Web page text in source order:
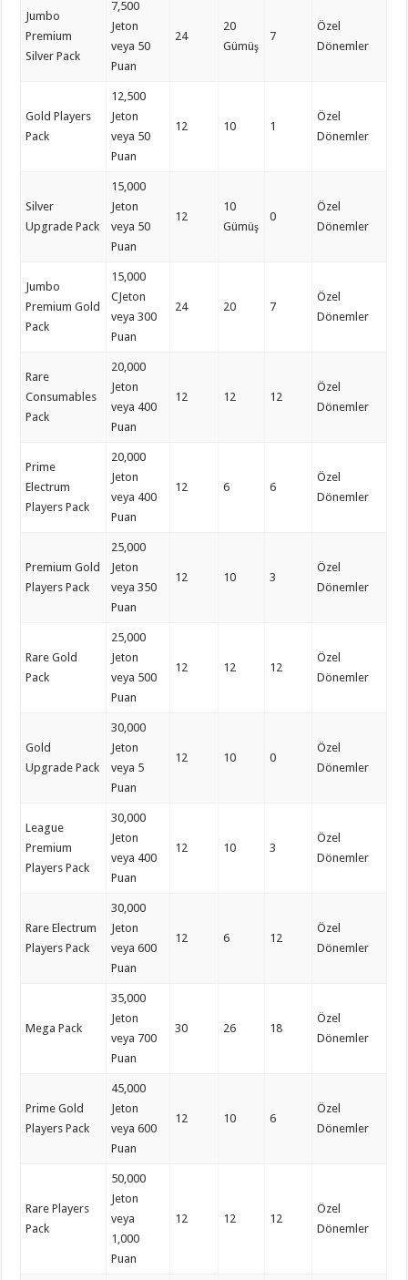
Jumbo
Premium
Silver Pack
7,500
Jeton
veya 50
Puan
24
20
Gümüş
7
Özel
Dönemler
Gold Players
Pack
12,500
Jeton
veya 50
Puan
12 10 1
Özel
Dönemler
Silver
Upgrade Pack
15,000
Jeton
veya 50
Puan
12
10
Gümüş
0
Özel
Dönemler
Jumbo
Premium Gold
Pack
15,000
CJeton
veya 300
Puan
24 20 7
Özel
Dönemler
Rare
Consumables
Pack
20,000
Jeton
veya 400
Puan
12 12 12
Özel
Dönemler
Prime
Electrum
Players Pack
20,000
Jeton
veya 400
Puan
12 6 6
Özel
Dönemler
Premium Gold
Players Pack
25,000
Jeton
veya 350
Puan
12 10 3
Özel
Dönemler
Rare Gold
Pack
25,000
Jeton
veya 500
Puan
12 12 12
Özel
Dönemler
Gold
Upgrade Pack
30,000
Jeton
veya 5
Puan
12 10 0
Özel
Dönemler
League
Premium
Players Pack
30,000
Jeton
veya 400
Puan
12 10 3
Özel
Dönemler
Rare Electrum
Players Pack
30,000
Jeton
veya 600
Puan
12 6 12
Özel
Dönemler
Mega Pack
35,000
Jeton
veya 700
Puan
30 26 18
Özel
Dönemler
Prime Gold
Players Pack
45,000
Jeton
veya 600
Puan
12 10 6
Özel
Dönemler
Rare Players
Pack
50,000
Jeton
veya
1,000
Puan
12 12 12
Özel
Dönemler